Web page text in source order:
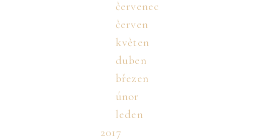
červenec
červen
květen
duben
březen
únor
leden
2017